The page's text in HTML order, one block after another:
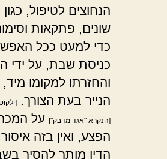
הנחוצים לטיפול,
שונים, פתקאות
כדי למעט ככל
כניסת שבת, על ידי
והחזרתו למקומו
הנייר בעת הצורך.
[הנקרא "אגד מדבק"] על
הפצע, ואין בזה
הדין מותר להסיר